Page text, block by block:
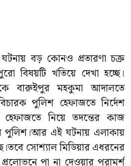
বড় কোনও প্রতারণা চক্র
বিষয়টি খতিয়ে দেখা হচ্ছে।
বারুইপুর মহকুমা আদালতে
পুলিশ হেফাজতে নির্দেশ
নিয়ে তদন্তের কাজ
পুলিশ।আর এই ঘটনায় এলাকায়
সোশ্যাল মিডিয়ার এধরনের
পা না দেওয়ার পরামর্শ